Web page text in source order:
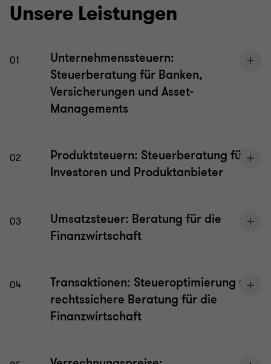
Unsere Leistungen
01
Unternehmenssteuern:
Steuerberatung für Banken,
Versicherungen und Asset-
Managements
02
Produktsteuern: Steuerberatung für
Investoren und Produktanbieter
03
Umsatzsteuer: Beratung für die
Finanzwirtschaft
04
Transaktionen: Steueroptimierung und
rechtssichere Beratung für die
Finanzwirtschaft